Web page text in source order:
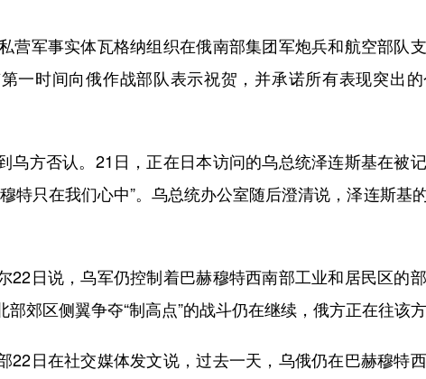
军事实体瓦格纳组织在俄南部集团军炮兵和航空部队
一时间向俄作战部队表示祝贺，并承诺所有表现突出
方否认。21日，正在日本访问的乌总统泽连斯基在被
特只在我们心中”。乌总统办公室随后澄清说，泽连斯基
日说，乌军仍控制着巴赫穆特西南部工业和居民区的部
郊区侧翼争夺“制高点”的战斗仍在继续，俄方正在往该方
日在社交媒体发文说，过去一天，乌俄仍在巴赫穆特